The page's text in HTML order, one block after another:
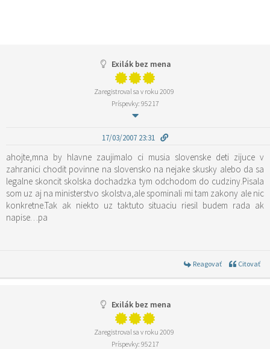
Exilák bez mena
Zaregistroval sa v roku 2009
Príspevky: 95217
17/03/2007 23:31
ahojte,mna by hlavne zaujimalo ci musia slovenske deti zijuce v
zahranici chodit povinne na slovensko na nejake skusky alebo da sa
legalne skoncit skolska dochadzka tym odchodom do cudziny.Pisala
som uz aj na ministerstvo skolstva,ale spominali mi tam zakony ale nic
konkretne.Tak ak niekto uz taktuto situaciu riesil budem rada ak
napise…pa
Reagovať Citovať
Exilák bez mena
Zaregistroval sa v roku 2009
Príspevky: 95217